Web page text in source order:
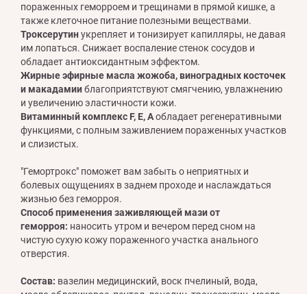
пораженных геморроем и трещинами в прямой кишке, а
также клеточное питание полезными веществами.
Троксерутинукрепляет и тонизирует капилляры, не давая
им лопаться. Снижает воспаление стенок сосудов и
обладает антиоксидантным эффектом.
Жирные эфирные масла жожоба, виноградных косточек
и макадамииблагоприятствуют смягчению, увлажнению
и увеличению эластичности кожи.
Витаминный комплекс F, Е, Аобладает регенеративными
функциями, с полным заживлением пораженных участков
и слизистых.
"Гемортрокс" поможет вам забыть о неприятных и
болевых ощущениях в заднем проходе и наслаждаться
жизнью без геморроя.
Способ применения заживляющей мази от
геморроя: наносить утром и вечером перед сном на
чистую сухую кожу пораженного участка анального
отверстия.
Состав: вазелин медицинский, воск пчелиный, вода,